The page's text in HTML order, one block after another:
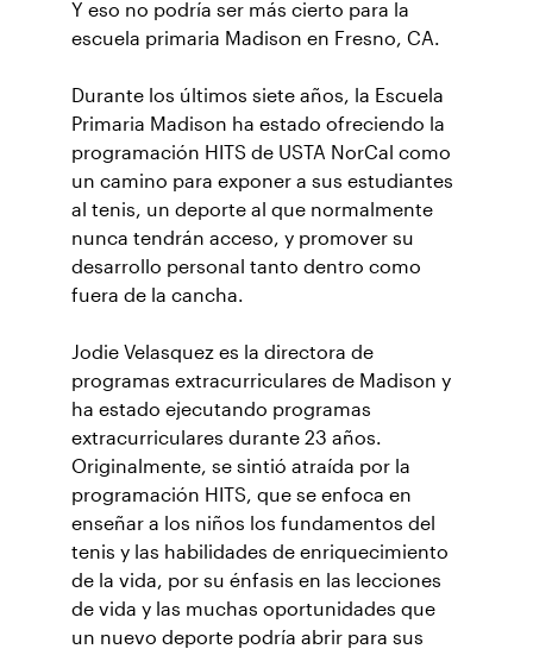
Y eso no podría ser más cierto para la
escuela primaria Madison en Fresno, CA.
Durante los últimos siete años, la Escuela
Primaria Madison ha estado ofreciendo la
programación HITS de USTA NorCal como
un camino para exponer a sus estudiantes
al tenis, un deporte al que normalmente
nunca tendrán acceso, y promover su
desarrollo personal tanto dentro como
fuera de la cancha.
Jodie Velasquez es la directora de
programas extracurriculares de Madison y
ha estado ejecutando programas
extracurriculares durante 23 años.
Originalmente, se sintió atraída por la
programación HITS, que se enfoca en
enseñar a los niños los fundamentos del
tenis y las habilidades de enriquecimiento
de la vida, por su énfasis en las lecciones
de vida y las muchas oportunidades que
un nuevo deporte podría abrir para sus